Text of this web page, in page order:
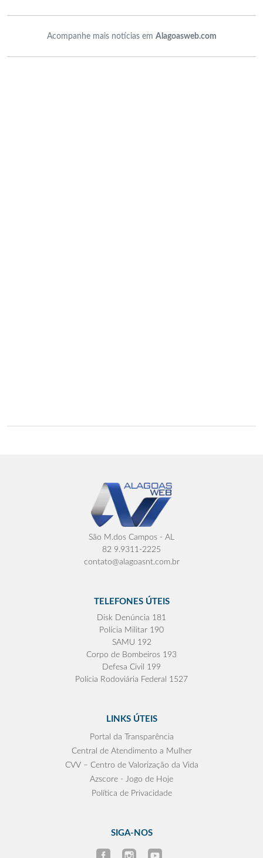
Acompanhe mais notícias em Alagoasweb.com
São M.dos Campos - AL
82 9.9311-2225
contato@alagoasnt.com.br
TELEFONES ÚTEIS
Disk Denúncia 181
Polícia Militar 190
SAMU 192
Corpo de Bombeiros 193
Defesa Civil 199
Polícia Rodoviária Federal 1527
LINKS ÚTEIS
Portal da Transparência
Central de Atendimento a Mulher
CVV – Centro de Valorização da Vida
Azscore - Jogo de Hoje
Política de Privacidade
SIGA-NOS